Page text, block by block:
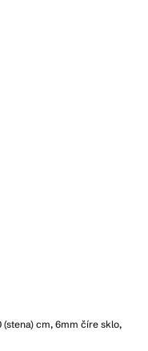
(stena) cm, 6mm číre sklo,